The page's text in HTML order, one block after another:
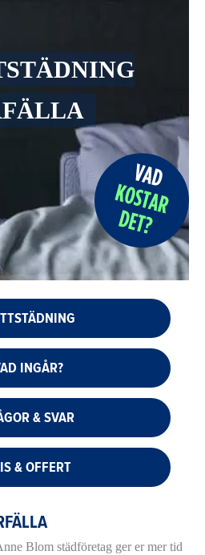
INGÅR?
& SVAR
& OFFERT
Blom städföretag ger er mer tid